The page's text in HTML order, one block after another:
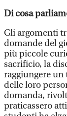
Di cosa
Gli argomenti
domande del
più piccole
sacrificio, la
raggiungere un
delle loro
domanda,
praticassero